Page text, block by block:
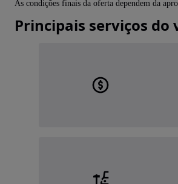
As condições finais da oferta dependem da
Principais serviços do